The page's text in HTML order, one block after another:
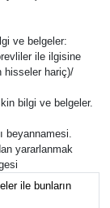
ve belgeler:
ile ilgisine
hisseler hariç)/
bilgi ve belgeler.
beyannamesi.
yararlanmak
ile bunların